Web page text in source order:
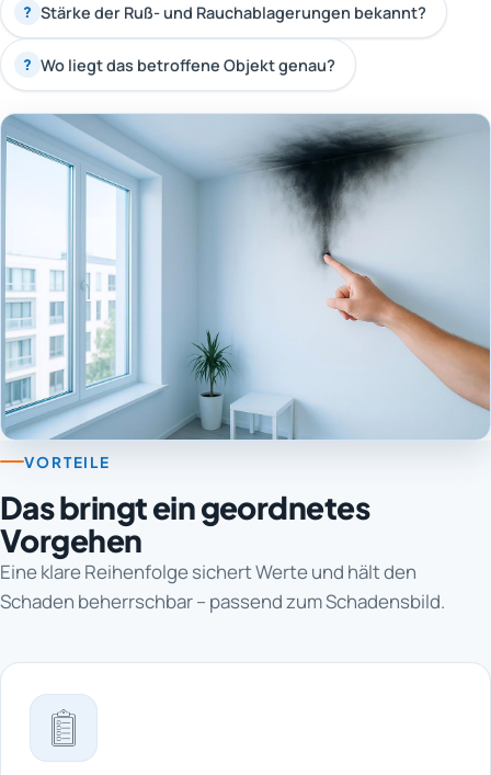
? Stärke der Ruß- und Rauchablagerungen bekannt?
? Wo liegt das betroffene Objekt genau?
VORTEILE
Das bringt ein geordnetes
Vorgehen
Eine klare Reihenfolge sichert Werte und hält den
Schaden beherrschbar – passend zum Schadensbild.